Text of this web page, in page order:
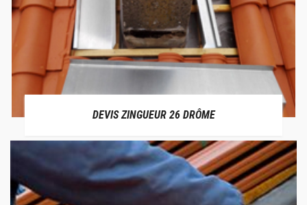
DEVIS ZINGUEUR 26 DRÔME